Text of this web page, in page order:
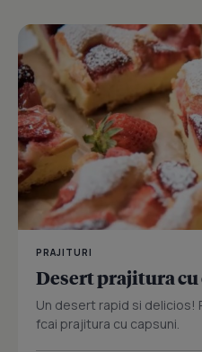
PRAJITURI
Desert prajitura cu
Un desert rapid si delicios!
fcai prajitura cu capsuni.